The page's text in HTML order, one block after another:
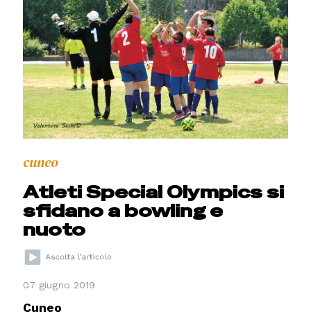
cuneo
Atleti Special Olympics si
sfidano a bowling e
nuoto
07 giugno 2019
Cuneo